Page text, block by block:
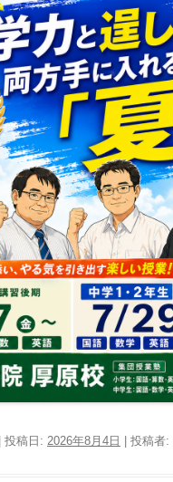
| 投稿日: 2026年8月4日 投稿者: